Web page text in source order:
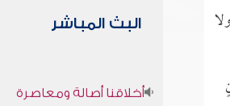
البث المباشر
أخلاقنا أصالة ومعاصرة